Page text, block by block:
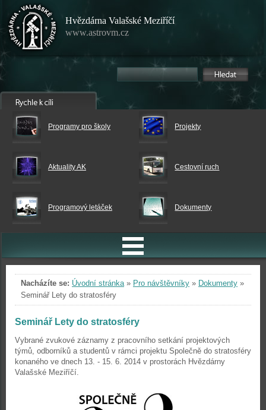
Hvězdárna Valašské Meziříčí
www.astrovm.cz
Programy pro školy Projekty
Aktuality AK Cestovní ruch
Programový letáček Dokumenty
Nacházíte se: Úvodní stránka» Pro návštěvníky » Dokumenty »
Seminář Lety do stratosféry
Seminář Lety do stratosféry
Vybrané zvukové záznamy z pracovního setkání projektových
týmů, odborníků a studentů v rámci projektu Společně do stratosféry
konaného ve dnech 13. - 15. 6. 2014 v prostorách Hvězdárny
Valašské Meziříčí.